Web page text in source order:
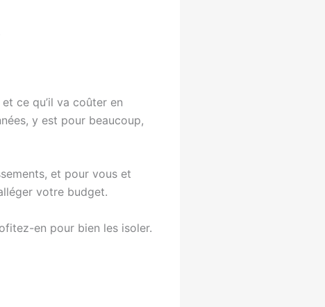
ce qu’il va coûter en
y est pour beaucoup,
et pour vous et
votre budget.
en pour bien les isoler.